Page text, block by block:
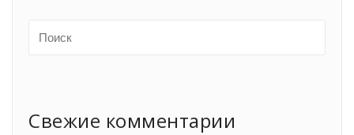
Свежие комментарии